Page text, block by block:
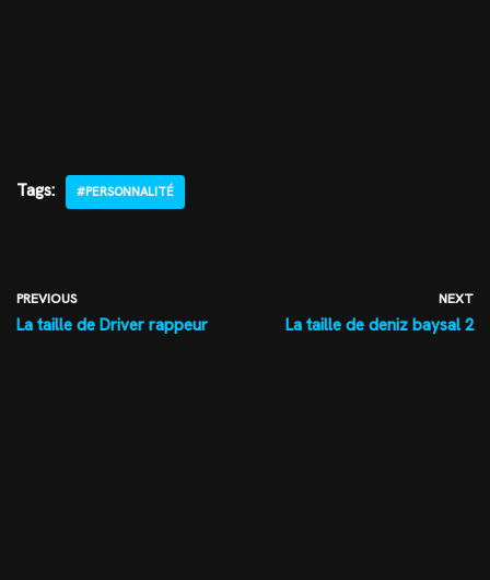
Tags: #PERSONNALITÉ
PREVIOUS
La taille de Driver rappeur
NEXT
La taille de deniz baysal 2